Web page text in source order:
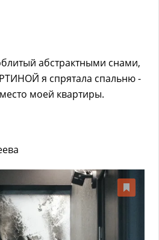
абстрактными снами,
я спрятала спальню -
моей квартиры.